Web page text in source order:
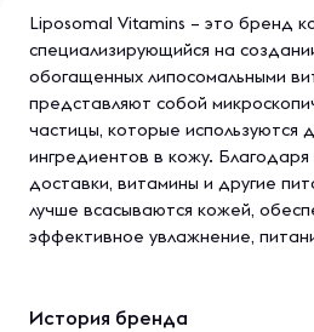
Liposomal Vitamins – это бренд
специализирующийся на
обогащенных липосомальными
представляют собой
частицы, которые используются
ингредиентов в кожу. Благодаря
доставки, витамины и другие
лучше всасываются кожей,
эффективное увлажнение,
История бренда